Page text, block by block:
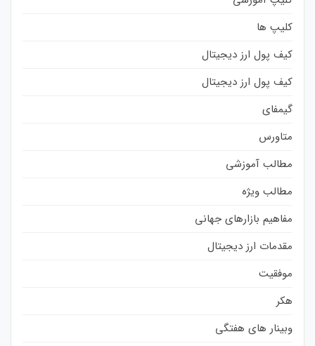
کلیپ ها
کیف پول ارز دیجیتال
کیف پول ارز دیجیتال
گیمفای
متاورس
مطالب آموزشی
مطالب ویژه
مفاهیم بازارهای جهانی
مقدمات ارز دیجیتال
موفقیت
هکر
وبینار های هفتگی